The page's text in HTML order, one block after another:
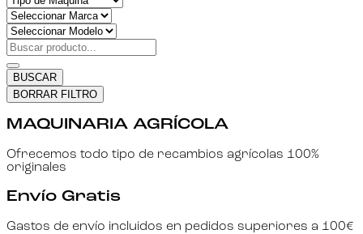
BUSCAR
BORRAR FILTRO
MAQUINARIA AGRÍCOLA
Ofrecemos todo tipo de recambios agrícolas 100%
originales
Envío Gratis
Gastos de envío incluidos en pedidos superiores a 100€